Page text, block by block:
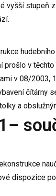
vyšší stupeň
prošlo v
v 08/2003,
čítárny
a
dispozice